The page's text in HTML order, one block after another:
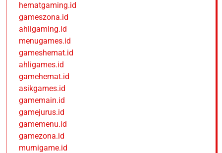
hematgaming.id
gameszona.id
ahligaming.id
menugames.id
gameshemat.id
ahligames.id
gamehemat.id
asikgames.id
gamemain.id
gamejurus.id
gamemenu.id
gamezona.id
murnigame.id